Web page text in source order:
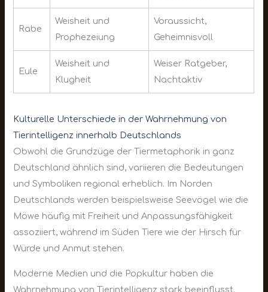
Rabe
Weisheit und
Prophezeiung
Voraussicht,
Geheimnisvoll
Eule
Weisheit und
Klugheit
Weiser Ratgeber,
Nachtaktiv
Kulturelle Unterschiede in der Wahrnehmung von
Tierintelligenz innerhalb Deutschlands
Obwohl die Grundzüge der Tiermetaphorik in ganz
Deutschland ähnlich sind, variieren die Bedeutungen
und Symboliken regional erheblich. Im Norden
Deutschlands werden beispielsweise Seevögel wie die
Möwe häufig mit Freiheit und Anpassungsfähigkeit
assoziiert, während im Süden Tiere wie der Hirsch für
Würde und Anmut stehen.
Moderne Medien und die Popkultur haben die
Wahrnehmung von Tierintelligenz stark beeinflusst.